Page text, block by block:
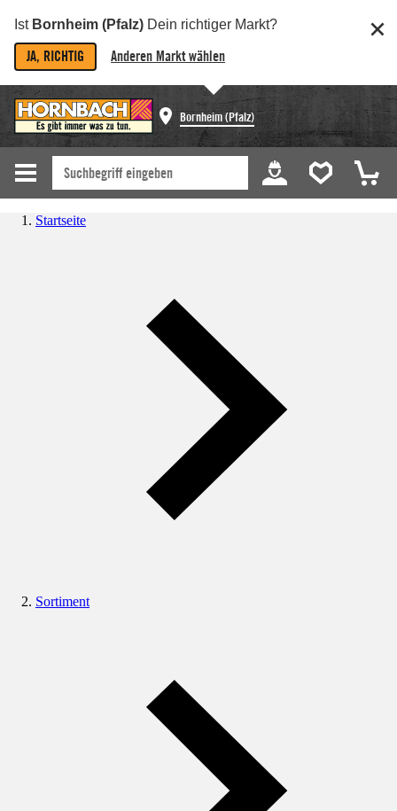
Ist Bornheim (Pfalz) Dein richtiger Markt?
JA, RICHTIG Anderen Markt wählen
Bornheim (Pfalz)
Startseite
Sortiment